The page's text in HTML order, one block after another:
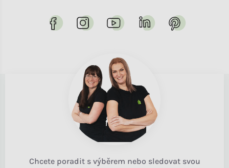
Chcete poradit s výběrem nebo sledovat svou